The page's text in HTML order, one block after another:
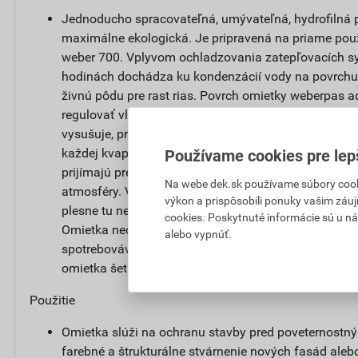
Jednoducho spracovateľná, umývateľná, hydrofilná
maximálne ekologická. Je pripravená na priame
weber 700. Vplyvom ochladzovania zatepľovacích
hodinách dochádza ku kondenzácií vody na
živnú pôdu pre rast rias. Povrch omietky weberpas
regulovať vlhkosť. Po zvlhčení dažďom alebo rosou
vysušuje, pretože niekoľkonásobne zväčšuje aktívnu
každej kvapky vody. Najjemnejšie kapilárne póry
prijímajú prebytočnú vlhkosť a pri klesajúcej vlhkosti
atmosféry. Vodný režim fasády sa udržuje v
plesne tu nenájdu živnú pôdu a fasáda si po dlhú
Omietka neobsahuje biocídne prostriedky pre
spotrebovávané a vymývane do okolitého prostredia,
omietka šetrná k životnému prostrediu.
Použitie
Omietka slúži na ochranu stavby pred
farebné a štrukturálne stvárnenie nových fasád
Používame cookies pre
Na webe dek.sk používame súbory
výkon a prispôsobili ponuky vašim
cookies. Poskytnuté informácie sú u
alebo vypnúť.